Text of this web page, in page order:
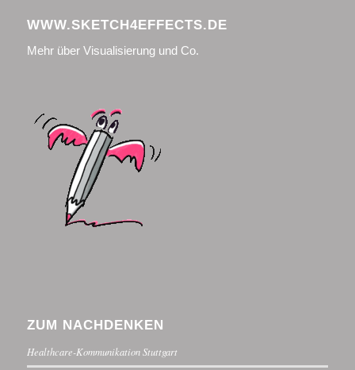
WWW.SKETCH4EFFECTS.DE
Mehr über Visualisierung und Co.
ZUM NACHDENKEN
Healthcare-Kommunikation Stuttgart